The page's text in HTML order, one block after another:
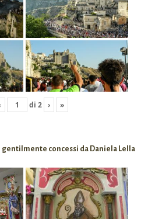
di 2 › »
concessi da Daniela Lella